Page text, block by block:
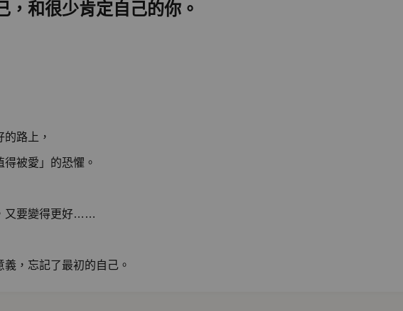
，和很少肯定自己的你。
路上，
被愛」的恐懼。
又要變得更好……
，忘記了最初的自己。